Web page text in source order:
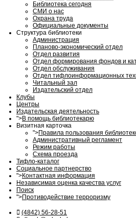
Библиотека сегодня
СМИ о нас
Охрана труда
Официальные документы
Структура библиотеки
Администрация
Планово-экономический отдел
Отдел развития
Отдел формирования фондов и
Отдел обслуживания
Отдел тифлоинформационных
Читальный зал
Издательский отдел
Клубы
Центры
Издательская деятельность
">В помощь библиотекарю
Визитная карточка
">Правила пользования
Административный регламент
Режим работы
Схема проезда
Тифло-каталог
Социальное партнерство
">Контактная информация
Независимая оценка качества услуг
Поиск
">Противодействие терроризму
(4842) 56-28-51